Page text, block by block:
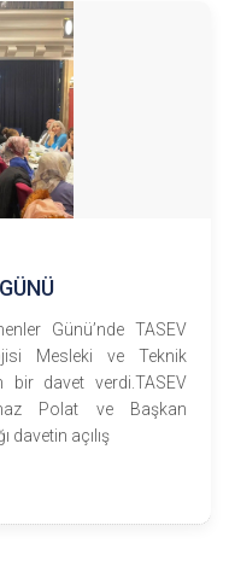
Günü’nde TASEV
Mesleki ve Teknik
davet verdi.TASEV
Polat ve Başkan
davetin açılış